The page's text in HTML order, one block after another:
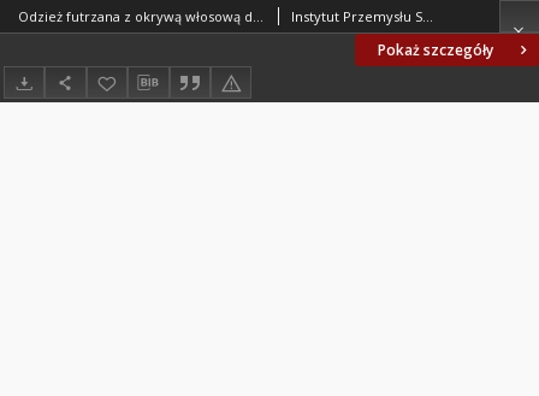
Pokaż szczegóły
Odzież futrzana z okrywą włosową do wewnątrz niekryta innymi materiałami BN-78/7752-03 Instytut Przemysłu Skórzanego, Łódź. Oprac.